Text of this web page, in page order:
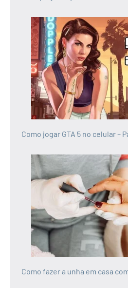
Como jogar GTA 5 no celular –
Como fazer a unha em casa